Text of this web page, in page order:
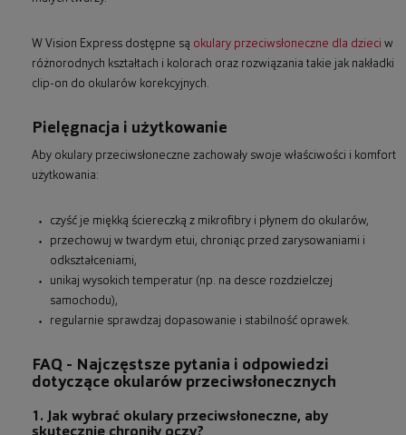
W Vision Express dostępne są okulary przeciwsłoneczne dla dzieci w
różnorodnych kształtach i kolorach oraz rozwiązania takie jak nakładki
clip-on do okularów korekcyjnych.
Pielęgnacja i użytkowanie
Aby okulary przeciwsłoneczne zachowały swoje właściwości i komfort
użytkowania:
czyść je miękką ściereczką z mikrofibry i płynem do okularów,
przechowuj w twardym etui, chroniąc przed zarysowaniami i
odkształceniami,
unikaj wysokich temperatur (np. na desce rozdzielczej
samochodu),
regularnie sprawdzaj dopasowanie i stabilność oprawek.
FAQ - Najczęstsze pytania i odpowiedzi
dotyczące okularów przeciwsłonecznych
1. Jak wybrać okulary przeciwsłoneczne, aby